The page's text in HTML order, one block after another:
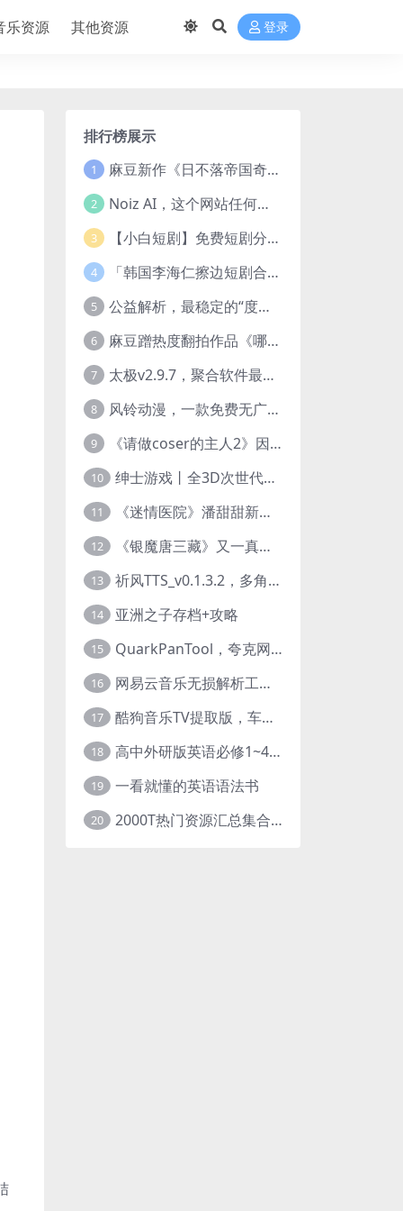
乐资源 其他资源 登录
排行榜展示
1 麻豆新作《日不落帝国奇欲记》流出，已解除登录验证！
2 Noiz AI，这个网站任何声音都能克隆，完全免费
3 【小白短剧】免费短剧分享2025年1月3日
4 「韩国李海仁擦边短剧合集【15部中字54部原版】
5 公益解析，最稳定的“度盘”直链解析站，突破速度限制
6 麻豆蹭热度翻拍作品《哪吒之淫邪三龙女大战真阳魔童》 已上线
7 太极v2.9.7，聚合软件最新版，25+源也非常猛了！
8 风铃动漫，一款免费无广告的电脑端追番神器！
9 《请做coser的主人2》因“C度大”被Steam下架的真人美女互动游戏！
10 绅士游戏丨全3D次世代的黄油大作， 细腻逼真的双人互动狂想曲！
11 《迷情医院》潘甜甜新作？有点刺激的真人美女互动游戏
12 《银魔唐三藏》又一真人美女互动游戏，堪比M豆！
13 祈风TTS_v0.1.3.2，多角色Ai配音神器，丰富的热门音色
14 亚洲之子存档+攻略
15 QuarkPanTool，夸克网盘链接批量转存、分享和下载工具
16 网易云音乐无损解析工具，超清母带音质免费下载
17 酷狗音乐TV提取版，车机+安卓+TV三端会员互通
18 高中外研版英语必修1~4+考试技巧78讲全套视频
19 一看就懂的英语语法书
20 2000T热门资源汇总集合展示